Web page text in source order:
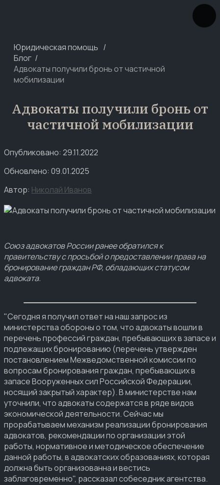
Юридическая помощь
Блог
Адвокаты получили бронь от частичной
мобилизации
Адвокаты получили бронь от
частичной мобилизации
Опубликовано: 29.11.2022
Обновлено: 09.01.2025
Автор: Николай Иванов
Союз адвокатов России ранее обратился к
правительству с просьбой о предоставлении права на
бронирование граждан РФ, обладающих статусом
адвоката.
"Сегодня я получил ответ на наш запрос из
министерства обороны о том, что адвокаты вошли в
перечень профессий граждан, пребывающих в запасе и
подлежащих бронированию (перечень утвержден
постановлением Межведомственной комиссии по
вопросам бронирования граждан, пребывающих в
запасе Вооруженных сил Российской Федерации,
носящий закрытый характер). В министерстве нам
уточнили, что адвокаты содержатся в ряде видов
экономической деятельности. Сейчас мы
прорабатываем механизм реализации бронирования
адвокатов, рекомендации по организации этой
работы, нормативное и методическое обеспечение
данной работы, в адвокатских образованиях, которая
должна быть организованна и вестись
заблаговременно", рассказал собеседник агентства.